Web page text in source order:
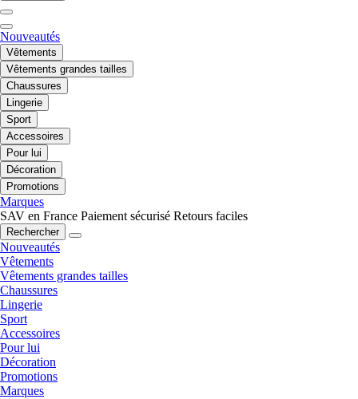
Nouveautés
Vêtements
Vêtements grandes tailles
Chaussures
Lingerie
Sport
Accessoires
Pour lui
Décoration
Promotions
Marques
SAV en France Paiement sécurisé Retours faciles
Rechercher
Nouveautés
Vêtements
Vêtements grandes tailles
Chaussures
Lingerie
Sport
Accessoires
Pour lui
Décoration
Promotions
Marques